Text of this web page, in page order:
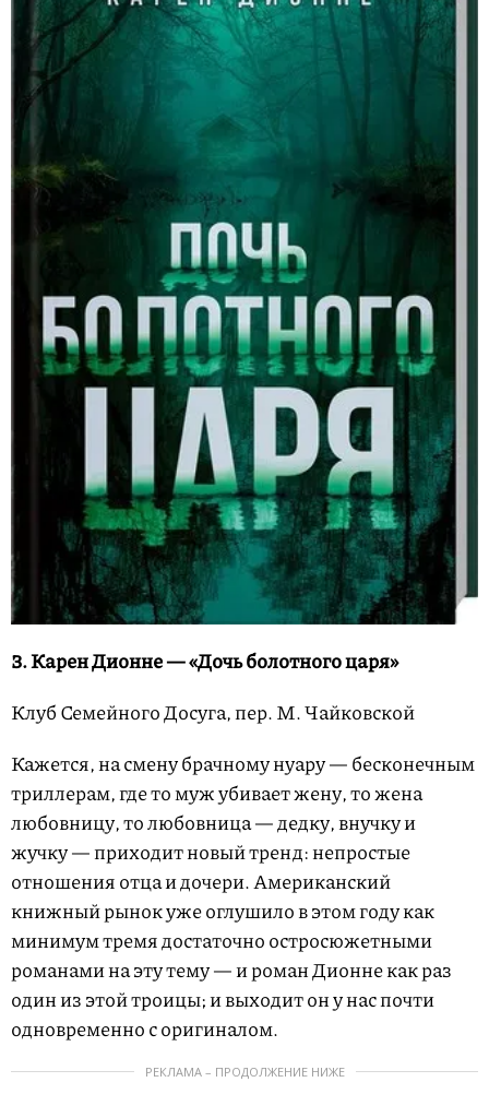
3. Карен Дионне — «Дочь болотного царя»
Клуб Семейного Досуга, пер. М. Чайковской
Кажется, на смену брачному нуару — бесконечным
триллерам, где то муж убивает жену, то жена
любовницу, то любовница — дедку, внучку и
жучку — приходит новый тренд: непростые
отношения отца и дочери. Американский
книжный рынок уже оглушило в этом году как
минимум тремя достаточно остросюжетными
романами на эту тему — и роман Дионне как раз
один из этой троицы; и выходит он у нас почти
одновременно с оригиналом.
РЕКЛАМА – ПРОДОЛЖЕНИЕ НИЖЕ